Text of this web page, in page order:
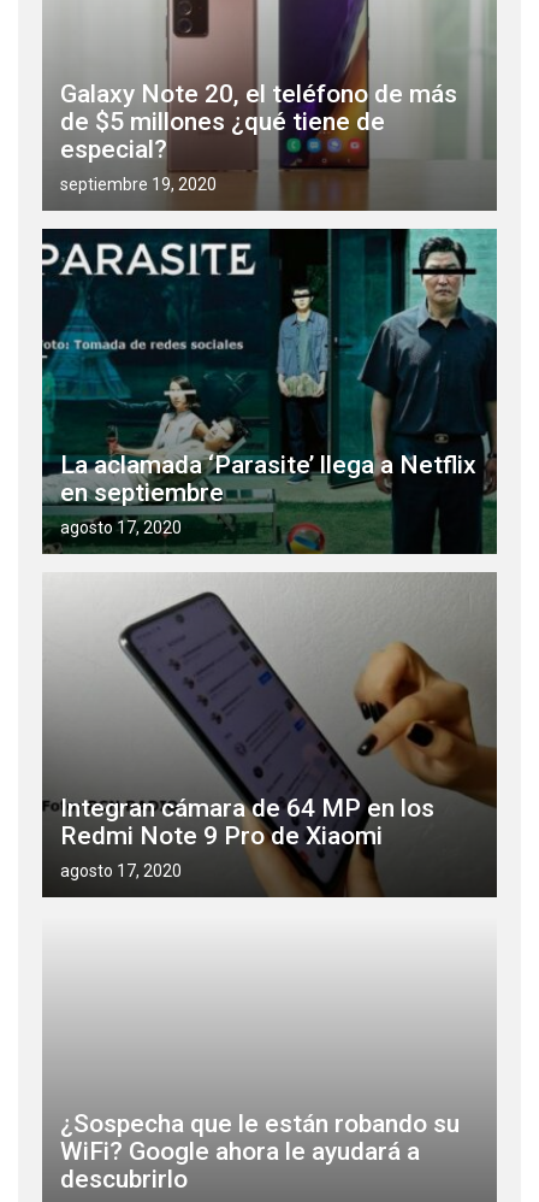
Galaxy Note 20, el teléfono de más
de $5 millones ¿qué tiene de
especial?
septiembre 19, 2020
La aclamada ‘Parasite’ llega a Netflix
en septiembre
agosto 17, 2020
Integran cámara de 64 MP en los
Redmi Note 9 Pro de Xiaomi
agosto 17, 2020
¿Sospecha que le están robando su
WiFi? Google ahora le ayudará a
descubrirlo